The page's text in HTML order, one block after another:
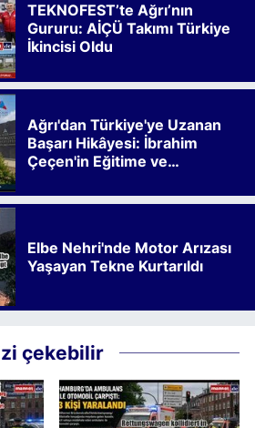
TEKNOFEST’te Ağrı’nın
Gururu: AİÇÜ Takımı Türkiye
İkincisi Oldu
Ağrı'dan Türkiye'ye Uzanan
Başarı Hikâyesi: İbrahim
Çeçen'in Eğitime ve
Elbe Nehri'nde Motor Arızası
Yaşayan Tekne Kurtarıldı
çekebilir